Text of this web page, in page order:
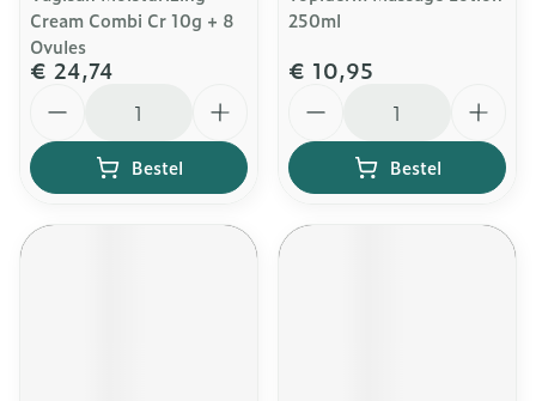
Cream Combi Cr 10g + 8
Ovules
€ 24,74
Bestel
250ml
€ 10,95
Bestel